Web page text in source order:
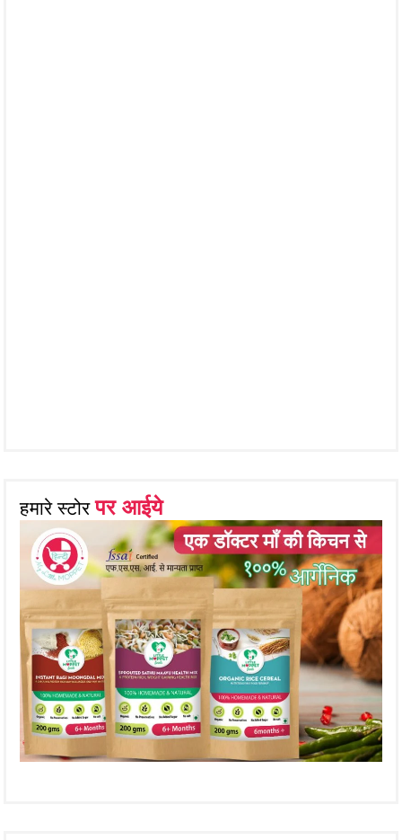
हमारे स्टोरपर आईये